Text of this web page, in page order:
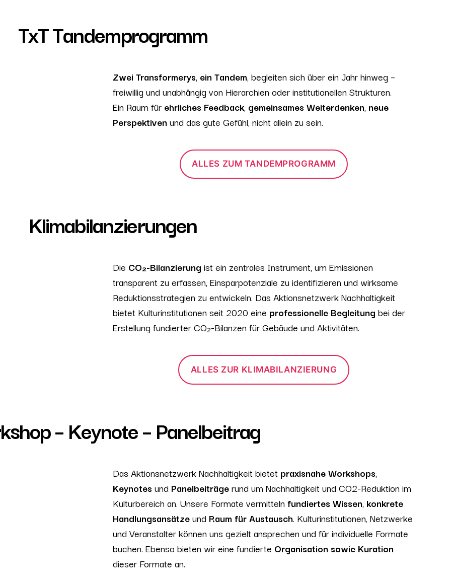
TxT Tandemprogramm
Zwei Transformerys, ein Tandem, begleiten sich über ein Jahr hinweg –
freiwillig und unabhängig von Hierarchien oder institutionellen Strukturen.
Ein Raum für ehrliches Feedback, gemeinsames Weiterdenken, neue
Perspektiven und das gute Gefühl, nicht allein zu sein.
ALLES ZUM TANDEMPROGRAMM
Klimabilanzierungen
Die CO₂-Bilanzierung ist ein zentrales Instrument, um Emissionen
transparent zu erfassen, Einsparpotenziale zu identifizieren und wirksame
Reduktionsstrategien zu entwickeln. Das Aktionsnetzwerk Nachhaltigkeit
bietet Kulturinstitutionen seit 2020 eine professionelle Begleitung bei der
Erstellung fundierter CO₂-Bilanzen für Gebäude und Aktivitäten.
ALLES ZUR KLIMABILANZIERUNG
– Keynote – Panelbeitrag
Das Aktionsnetzwerk Nachhaltigkeit bietet praxisnahe Workshops,
Keynotes und Panelbeiträgerund um Nachhaltigkeit und CO2-Reduktion im
Kulturbereich an. Unsere Formate vermitteln fundiertes Wissen, konkrete
Handlungsansätzeund Raum für Austausch. Kulturinstitutionen, Netzwerke
und Veranstalter können uns gezielt ansprechen und für individuelle Formate
buchen. Ebenso bieten wir eine fundierte Organisation sowie Kuration
dieser Formate an.